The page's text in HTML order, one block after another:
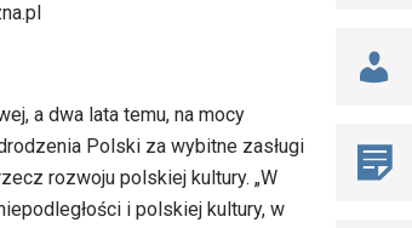
a dwa lata temu, na mocy
Polski za wybitne zasługi
rozwoju polskiej kultury. „W
i polskiej kultury, w